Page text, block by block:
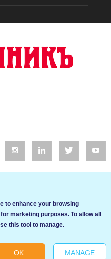
Cookie settings
to enhance your browsing
marketing purposes. To allow all
this tool to manage.
OK MANAGE
подобрим услугите си. Ако
сайт, ние приемаме, че се